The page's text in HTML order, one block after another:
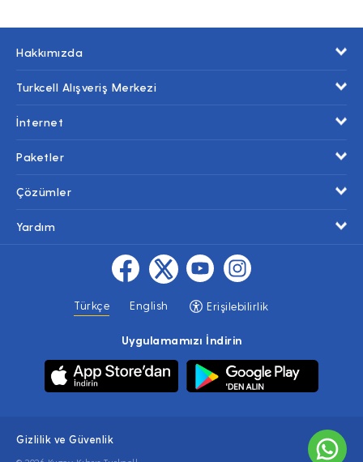
Hakkımızda
Turkcell Alışveriş Merkezi
İnternet
Paketler
Çözümler
Yardım
Türkçe English Erişilebilirlik
Uygulamamızı İndirin
Gizlilik ve Güvenlik